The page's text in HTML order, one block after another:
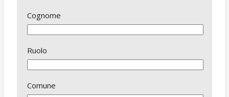
Cognome
Ruolo
Comune